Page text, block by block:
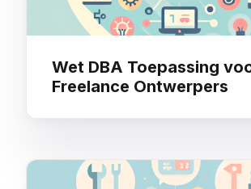
Wet DBA Toepassing
Freelance Ontwerpers